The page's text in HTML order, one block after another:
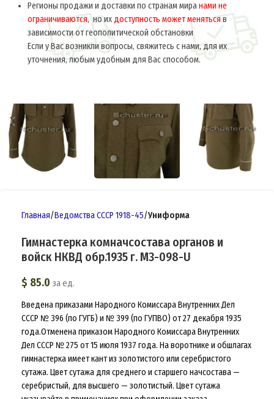
Регионы продажи и доставки по странам миранами не
ограничиваются, но их доступность может меняться в
зависимости от геополитической обстановки
Если у Вас возникли вопросы, свяжитесь с нами, для их
уточнения, любым удобным для Вас способом.
Главная Ведомства СССР 1918-45 Униформа
Гимнастерка комначсостава органов и
войск НКВД обр.1935 г. M3-098-U
$ 85.0 за ед.
Введена приказами Народного Комиссара Внутренних Дел
СССР № 396 (по ГУГБ) и № 399 (по ГУПВО) от 27 декабря 1935
года.Отменена приказом Народного Комиссара Внутренних
Дел СССР № 275 от 15 июля 1937 года. На воротнике и обшлагах
гимнастерка имеет кант из золотистого или серебристого
сутажа. Цвет сутажа для среднего и старшего начсостава —
серебристый, для высшего — золотистый. Цвет сутажа